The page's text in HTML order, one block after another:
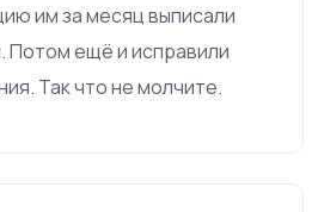
им за месяц выписали
Потом ещё и исправили
Так что не молчите.